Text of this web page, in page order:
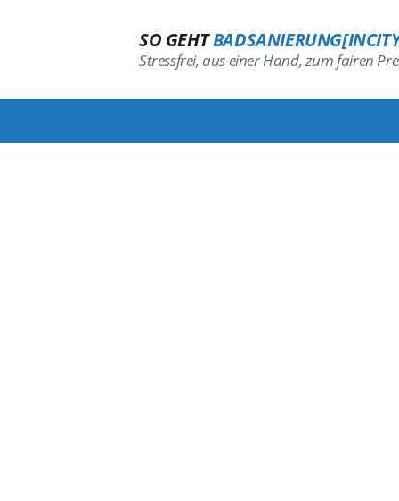
SO GEHT
Stressfrei, aus einer Hand, zum fairen